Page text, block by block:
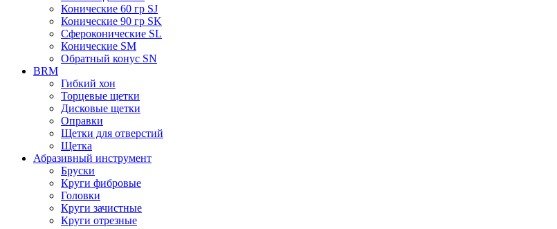
Конические 60 гр SJ
Конические 90 гр SK
Сфероконические SL
Конические SM
Обратный конус SN
BRM
Гибкий хон
Торцевые щетки
Дисковые щетки
Оправки
Щетки для отверстий
Щетка
Абразивный инструмент
Бруски
Круги фибровые
Головки
Круги зачистные
Круги отрезные